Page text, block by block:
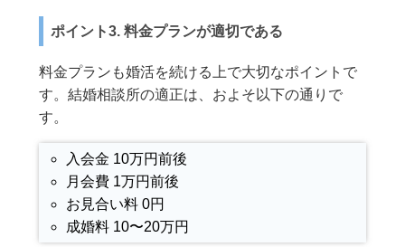
ポイント3. 料金プランが適切である
料金プランも婚活を続ける上で大切なポイントで
す。結婚相談所の適正は、およそ以下の通りで
す。
入会金 10万円前後
月会費 1万円前後
お見合い料 0円
成婚料 10〜20万円